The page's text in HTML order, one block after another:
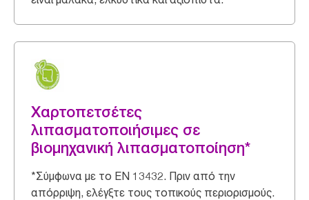
Χαρτοπετσέτες
λιπασματοποιήσιμες σε
βιομηχανική λιπασματοποίηση*
*Σύμφωνα με το EN 13432. Πριν από την
απόρριψη, ελέγξτε τους τοπικούς περιορισμούς.